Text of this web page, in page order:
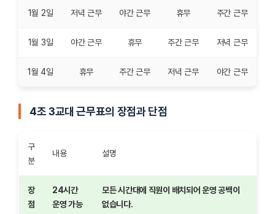
1월 2일 저녁 근무 야간 근무 휴무 주간 근무
1월 3일 야간 근무 휴무 주간 근무 저녁 근무
1월 4일 휴무 주간 근무 저녁 근무 야간 근무
4조 3교대 근무표의 장점과 단점
구
분
내용 설명
장
점
24시간
운영 가능
모든 시간대에 직원이 배치되어 운영 공백이
없습니다.